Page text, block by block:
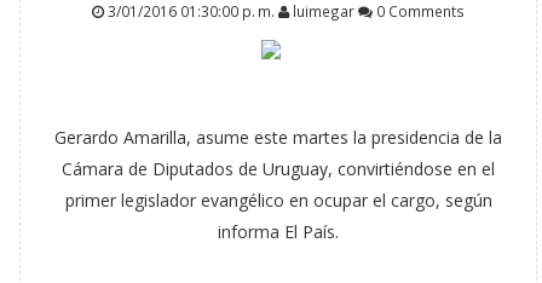
3/01/2016 01:30:00 p. m. luimegar 0 Comments
Gerardo Amarilla, asume este martes la presidencia de la
Cámara de Diputados de Uruguay, convirtiéndose en el
primer legislador evangélico en ocupar el cargo, según
informa El País.